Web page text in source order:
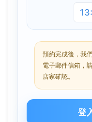
預約完成後，我
電子郵件信箱，
店家確認。
登